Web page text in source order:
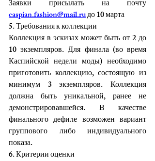
caspian.fashion@mail.ru до 10 марта
5. Требования к коллекции
Коллекция в эскизах может быть от 2 до
10 экземпляров. Для финала (во время
Каспийской недели моды) необходимо
приготовить коллекцию, состоящую из
минимум 3 экземпляров. Коллекция
должна быть уникальной, ранее не
демонстрировавшейся. В качестве
финального дефиле возможен вариант
группового либо индивидуального
показа.
6. Критерии оценки